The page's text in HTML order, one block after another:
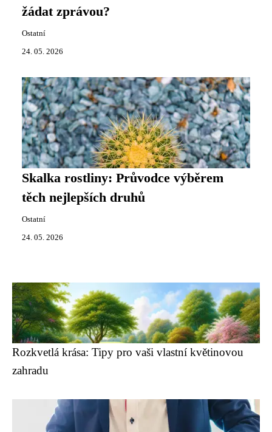
žádat zprávou?
Ostatní
24. 05. 2026
Skalka rostliny: Průvodce výběrem
těch nejlepších druhů
Ostatní
24. 05. 2026
Rozkvetlá krása: Tipy pro vaši vlastní květinovou
zahradu